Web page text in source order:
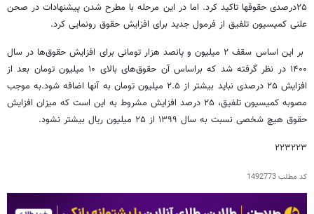
۲۵درصدی حقوقها تاکید کرد. اما در این مرحله با مطرح شدن پیشنهادات در صحن
علنی کمیسیون تلفیق از فرمول جدید برای افزایش حقوق رونمایی کرد.
بر این اساس سقف ۲ میلیون و پانصد هزار تومانی برای افزایش حقوق‌ها در سال
۱۴۰۰ در نظر گرفته شد که براساس آن حقوق‌های بالای ۱۰ میلیون تومان بعد از
افزایش ۲۵ درصدی نباید بیشتر از ۲.۵ میلیون تومان به آنها اضافه شود.به موجب
مصوبه کمیسیون تلفیق، ۲۵ درصد افزایش مشروط به این است که میزان افزایش
حقوق هیچ شخصی نسبت به سال ۱۳۹۹ از ۲۵ میلیون ریال بیشتر نشود.
۲۲۳۲۲۳
کد مطلب1492773